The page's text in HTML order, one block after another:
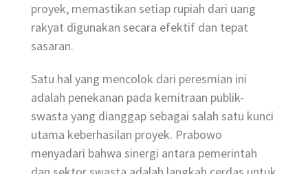
proyek, memastikan setiap rupiah dari uang
rakyat digunakan secara efektif dan tepat
sasaran.
Satu hal yang mencolok dari peresmian ini
adalah penekanan pada kemitraan publik-
swasta yang dianggap sebagai salah satu kunci
utama keberhasilan proyek. Prabowo
menyadari bahwa sinergi antara pemerintah